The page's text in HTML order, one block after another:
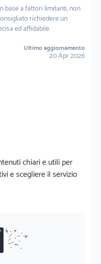
base a fattori limitanti, non
richiedere un
ed affidabile.
Ultimo aggiornamento
20 Apr 2026
chiari e utili per
e scegliere il servizio